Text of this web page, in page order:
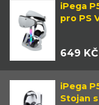
iPega
pro PS
649 KČ
iPega
Stojan